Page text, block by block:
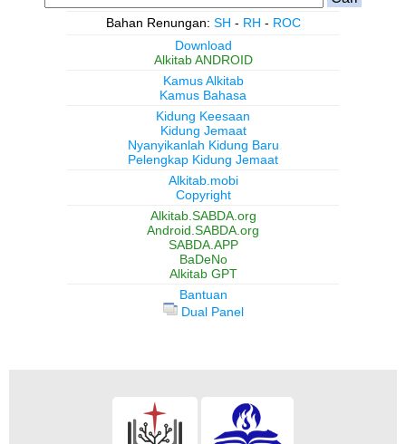
Bahan Renungan: SH - RH - ROC
Download
Alkitab ANDROID
Kamus Alkitab
Kamus Bahasa
Kidung Keesaan
Kidung Jemaat
Nyanyikanlah Kidung Baru
Pelengkap Kidung Jemaat
Alkitab.mobi
Copyright
Alkitab.SABDA.org
Android.SABDA.org
SABDA.APP
BaDeNo
Alkitab GPT
Bantuan
Dual Panel